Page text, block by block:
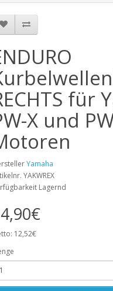
für
X und
Yamaha
YAKWREX
Lagernd
12,52€